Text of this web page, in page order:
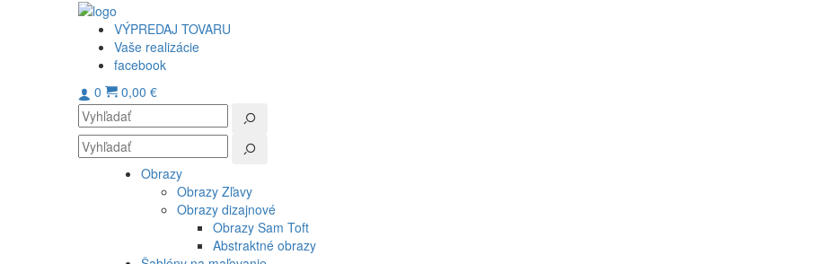
VÝPREDAJ TOVARU
Vaše realizácie
facebook
0
0,00 €
Obrazy
Obrazy Zľavy
Obrazy dizajnové
Obrazy Sam Toft
Abstraktné obrazy